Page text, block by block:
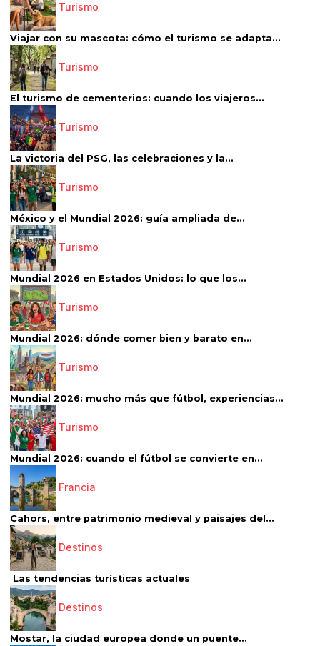
Turismo
Viajar con su mascota: cómo el turismo se adapta...
Turismo
El turismo de cementerios: cuando los viajeros...
Turismo
La victoria del PSG, las celebraciones y la...
Turismo
México y el Mundial 2026: guía ampliada de...
Turismo
Mundial 2026 en Estados Unidos: lo que los...
Turismo
Mundial 2026: dónde comer bien y barato en...
Turismo
Mundial 2026: mucho más que fútbol, experiencias...
Turismo
Mundial 2026: cuando el fútbol se convierte en...
Francia
Cahors, entre patrimonio medieval y paisajes del...
Destinos
Las tendencias turísticas actuales
Destinos
Mostar, la ciudad europea donde un puente...